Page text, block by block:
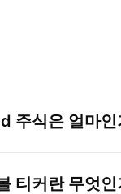
주식은 얼마인
티커란 무엇인